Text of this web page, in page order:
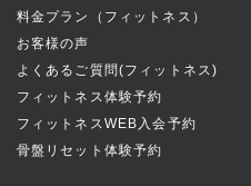
料金プラン（フィットネス）
お客様の声
よくあるご質問(フィットネス)
フィットネス体験予約
フィットネスWEB入会予約
骨盤リセット体験予約